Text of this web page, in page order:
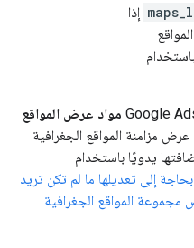
إذا
مواد عرض المواقع
مزامنة المواقع الجغرافية
يدويًا باستخدام
إلى تعديلها ما لم تكن تريد
المواقع الجغرافية